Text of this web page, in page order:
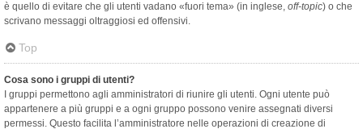
è quello di evitare che gli utenti vadano «fuori tema» (in inglese, off-topic) o che
scrivano messaggi oltraggiosi ed offensivi.
Top
Cosa sono i gruppi di utenti?
I gruppi permettono agli amministratori di riunire gli utenti. Ogni utente può
appartenere a più gruppi e a ogni gruppo possono venire assegnati diversi
permessi. Questo facilita l’amministratore nelle operazioni di creazione di